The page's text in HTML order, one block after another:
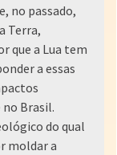
no passado,
Terra,
que a Lua tem
a essas
Brasil.
do qual
moldar a